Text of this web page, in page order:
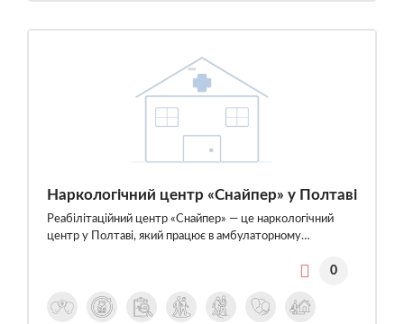
Наркологічний центр «Снайпер» у Полтаві
Реабілітаційний центр «Снайпер» — це наркологічний
центр у Полтаві, який працює в амбулаторному…
0